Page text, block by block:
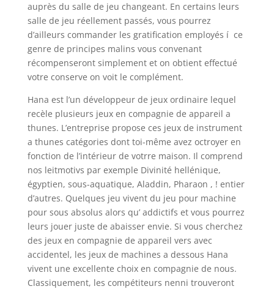
auprès du salle de jeu changeant. En certains leurs
salle de jeu réellement passés, vous pourrez
d’ailleurs commander les gratification employés í ce
genre de principes malins vous convenant
récompenseront simplement et on obtient effectué
votre conserve on voit le complément.
Hana est l’un développeur de jeux ordinaire lequel
recèle plusieurs jeux en compagnie de appareil a
thunes. L’entreprise propose ces jeux de instrument
a thunes catégories dont toi-même avez octroyer en
fonction de l’intérieur de votrre maison. Il comprend
nos leitmotivs par exemple Divinité hellénique,
égyptien, sous-aquatique, Aladdin, Pharaon , ! entier
d’autres. Quelques jeu vivent du jeu pour machine
pour sous absolus alors qu’ addictifs et vous pourrez
leurs jouer juste de abaisser envie. Si vous cherchez
des jeux en compagnie de appareil vers avec
accidentel, les jeux de machines a dessous Hana
vivent une excellente choix en compagnie de nous.
Classiquement, les compétiteurs nenni trouveront